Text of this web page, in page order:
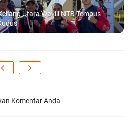
Utara Wakili NTB Tembus
Komentar Anda